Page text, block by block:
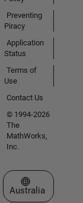
Preventing
Piracy
Application
Status
Terms of
Use
Contact Us
© 1994-2026
The
MathWorks,
Inc.
Select a Web
Australia